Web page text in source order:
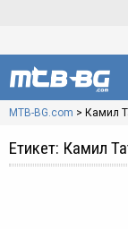
MTB-BG.com > Камил
Етикет: Камил